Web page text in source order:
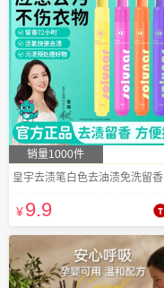
销量1000件
皇宇去渍笔白色去油渍免洗留香
¥9.9